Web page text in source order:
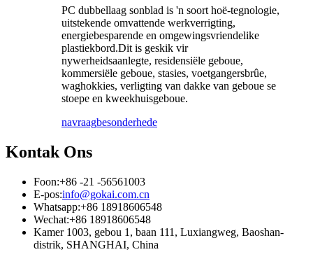
PC dubbellaag sonblad is 'n soort hoë-tegnologie,
uitstekende omvattende werkverrigting,
energiebesparende en omgewingsvriendelike
plastiekbord.Dit is geskik vir
nywerheidsaanlegte, residensiële geboue,
kommersiële geboue, stasies, voetgangersbrûe,
waghokkies, verligting van dakke van geboue se
stoepe en kweekhuisgeboue.
navraagbesonderhede
Kontak Ons
Foon:+86 -21 -56561003
E-pos:info@gokai.com.cn
Whatsapp:+86 18918606548
Wechat:+86 18918606548
Kamer 1003, gebou 1, baan 111, Luxiangweg, Baoshan-
distrik, SHANGHAI, China